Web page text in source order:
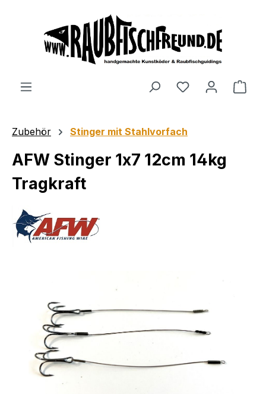
Zubehör Stinger mit Stahlvorfach
AFW Stinger 1x7 12cm 14kg
Tragkraft